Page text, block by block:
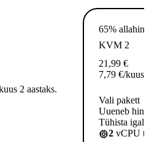
2 aastaks.
65%
KVM 2
21,99 €
7,79 €/kuus
Vali pakett
Uueneb
Tühista igal
2 vCPU